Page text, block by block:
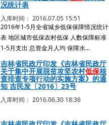
况统计表
入库时间： 2016.07.05 15:51
2016年1-5月全省城乡低保保障情况统计
表 地区城市低保农村低保 人数保障标准
1-5月支出 总资金月人均 保障水...
吉林省民政厅印发《吉林省民政厅
关于集中开展脱贫攻坚农村低保核
查排查专项行动的实施方案》的通
知 吉民发〔2016〕23号
入库时间： 2016.06.30 18:36